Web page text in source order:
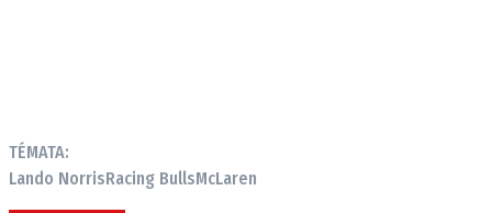
TÉMATA:
Lando NorrisRacing BullsMcLaren